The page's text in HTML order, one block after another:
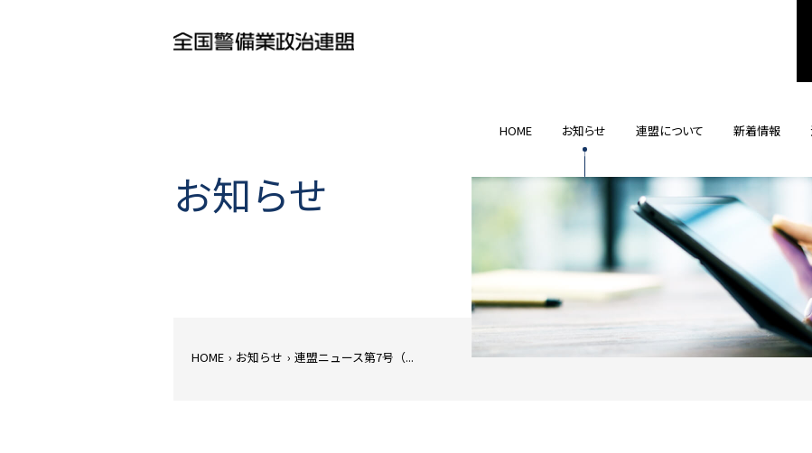
HOME お知らせ 連盟について 新着情報
お知らせ
HOME › お知らせ › 連盟ニュース第7号（...